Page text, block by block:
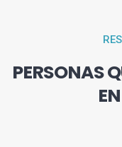
PERSONAS